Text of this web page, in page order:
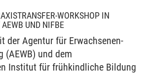
WORKSHOP IN
UND NIFBE
der Agentur für Erwachsenen-
(AEWB) und dem
Institut für frühkindliche Bildung